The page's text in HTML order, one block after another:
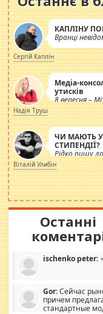
КАПЛІНУ
Вранці
Сергій Каплін
Медіа-
утисків
8 вересня –
журналістів.
Надія Труш
ЧИ МАЮТЬ
СТИПЕНДІЇ?
Рідко пишу
просто
навколо
Віталій Улибін
Останні
ischenko peter:
Gor:Сейчас
причем
стандартные